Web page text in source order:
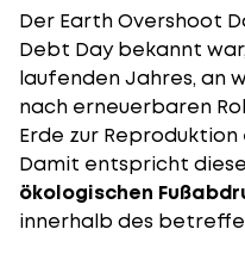
Der Earth Overshoot
Debt Day bekannt
laufenden Jahres, an
nach erneuerbaren
Erde zur
Damit entspricht
ökologischen
innerhalb des